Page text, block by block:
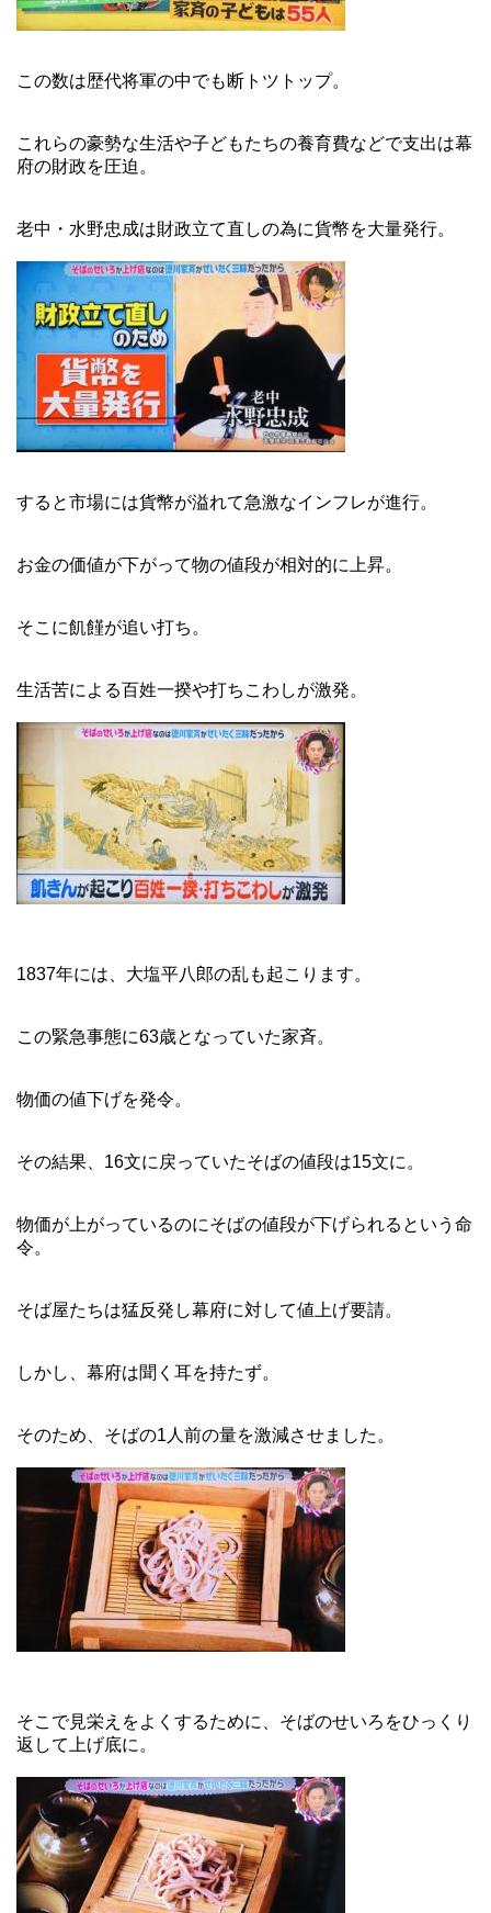
この数は歴代将軍の中でも断トツトップ。
これらの豪勢な生活や子どもたちの養育費などで支出は幕
府の財政を圧迫。
老中・水野忠成は財政立て直しの為に貨幣を大量発行。
すると市場には貨幣が溢れて急激なインフレが進行。
お金の価値が下がって物の値段が相対的に上昇。
そこに飢饉が追い打ち。
生活苦による百姓一揆や打ちこわしが激発。
1837年には、大塩平八郎の乱も起こります。
この緊急事態に63歳となっていた家斉。
物価の値下げを発令。
その結果、16文に戻っていたそばの値段は15文に。
物価が上がっているのにそばの値段が下げられるという命
令。
そば屋たちは猛反発し幕府に対して値上げ要請。
しかし、幕府は聞く耳を持たず。
そのため、そばの1人前の量を激減させました。
そこで見栄えをよくするために、そばのせいろをひっくり
返して上げ底に。